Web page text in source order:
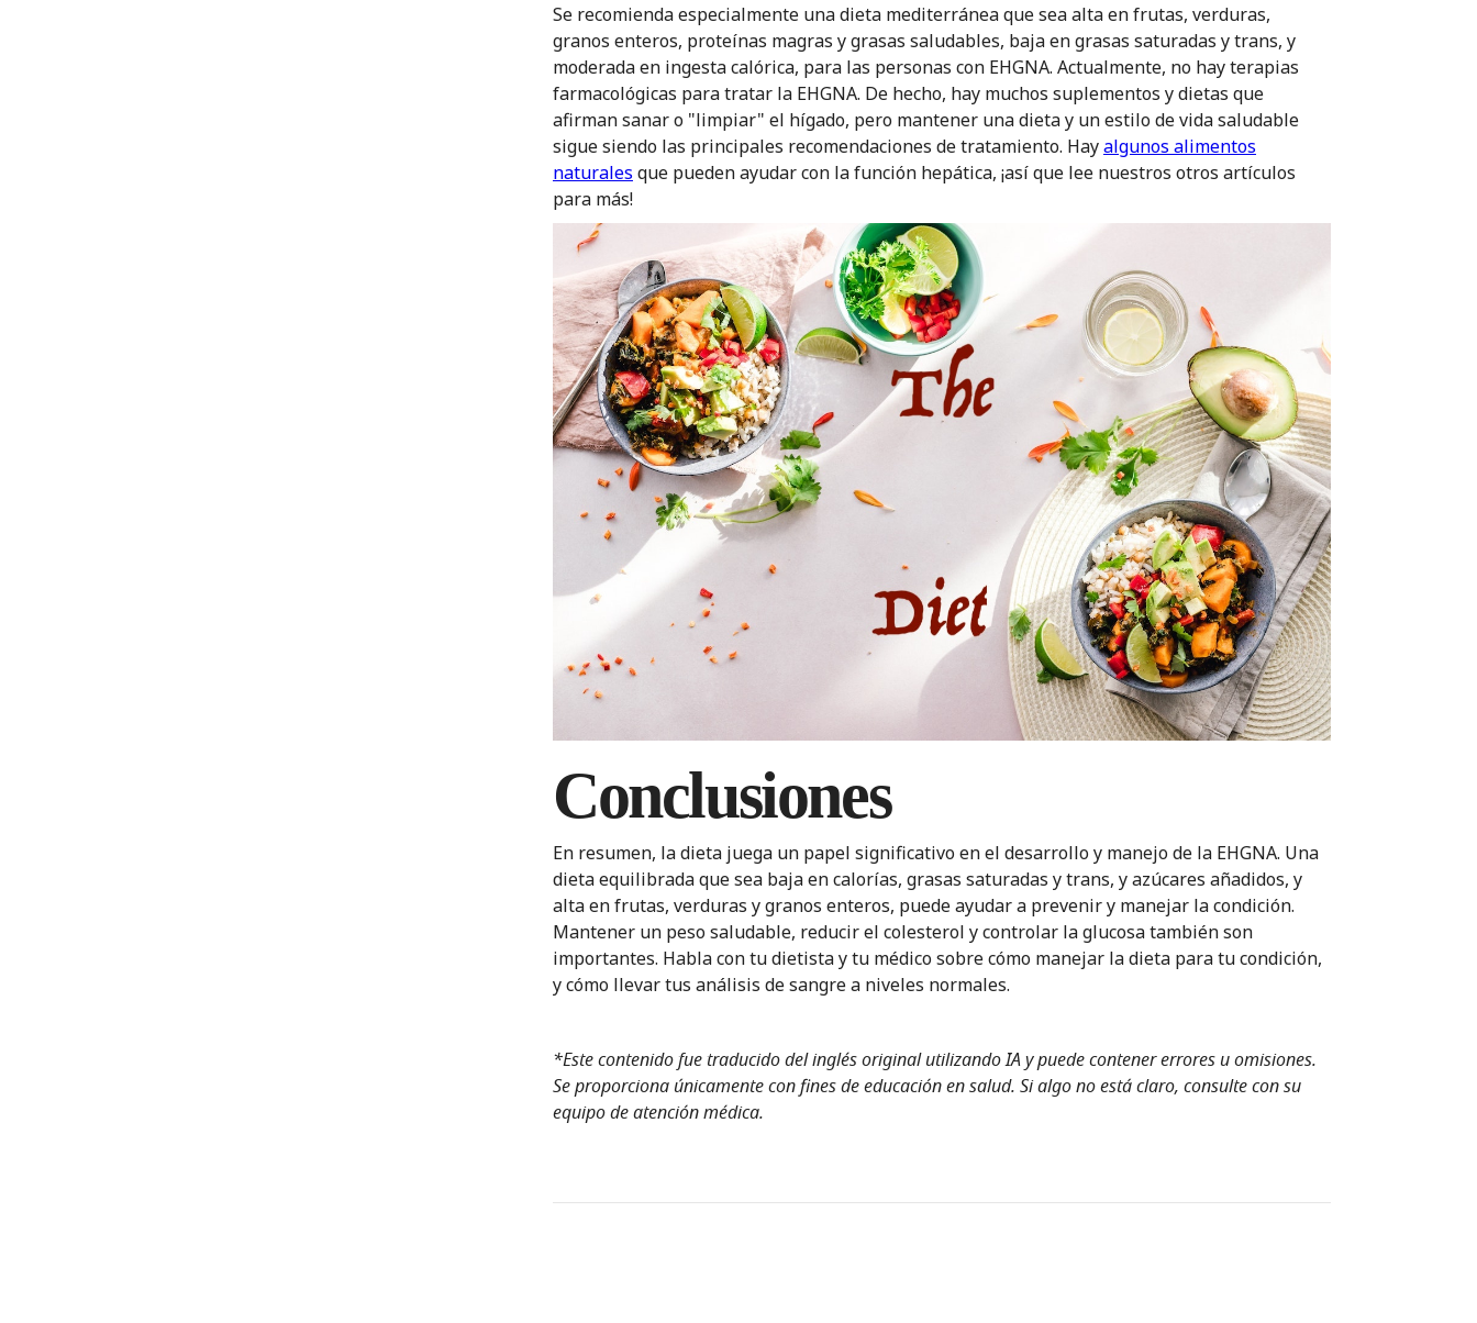
Se recomienda especialmente una dieta mediterránea que sea alta en frutas, verduras,
granos enteros, proteínas magras y grasas saludables, baja en grasas saturadas y trans, y
moderada en ingesta calórica, para las personas con EHGNA. Actualmente, no hay terapias
farmacológicas para tratar la EHGNA. De hecho, hay muchos suplementos y dietas que
afirman sanar o "limpiar" el hígado, pero mantener una dieta y un estilo de vida saludable
sigue siendo las principales recomendaciones de tratamiento. Hayalgunos alimentos
naturales que pueden ayudar con la función hepática, ¡así que lee nuestros otros artículos
para más!
Conclusiones
En resumen, la dieta juega un papel significativo en el desarrollo y manejo de la EHGNA. Una
dieta equilibrada que sea baja en calorías, grasas saturadas y trans, y azúcares añadidos, y
alta en frutas, verduras y granos enteros, puede ayudar a prevenir y manejar la condición.
Mantener un peso saludable, reducir el colesterol y controlar la glucosa también son
importantes. Habla con tu dietista y tu médico sobre cómo manejar la dieta para tu condición,
y cómo llevar tus análisis de sangre a niveles normales.
*Este contenido fue traducido del inglés original utilizando IA y puede contener errores u omisiones.
Se proporciona únicamente con fines de educación en salud. Si algo no está claro, consulte con su
equipo de atención médica.